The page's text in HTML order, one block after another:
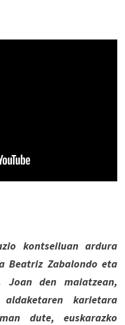
kontseiluan ardura
Beatriz Zabalondo eta
Joan den maiatzean,
karietara
dute, euskarazko